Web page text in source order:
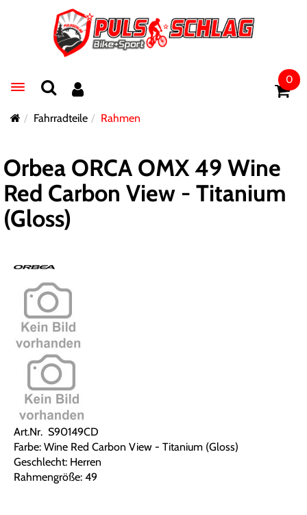
Toggle navigation
0
Fahrradteile Rahmen
Orbea ORCA OMX 49 Wine
Red Carbon View - Titanium
(Gloss)
Art.Nr. S90149CD
Farbe: Wine Red Carbon View - Titanium (Gloss)
Geschlecht: Herren
Rahmengröße: 49